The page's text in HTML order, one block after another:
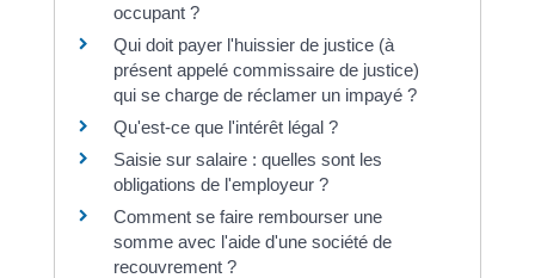
occupant ?
Qui doit payer l'huissier de justice (à
présent appelé commissaire de justice)
qui se charge de réclamer un impayé ?
Qu'est-ce que l'intérêt légal ?
Saisie sur salaire : quelles sont les
obligations de l'employeur ?
Comment se faire rembourser une
somme avec l'aide d'une société de
recouvrement ?